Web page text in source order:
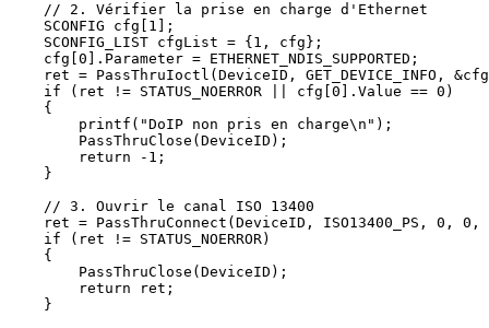
    // 2. Vérifier la prise en charge d'Ethernet
    SCONFIG cfg[1];
    SCONFIG_LIST cfgList = {1, cfg};
    cfg[0].Parameter = ETHERNET_NDIS_SUPPORTED;
ret = PassThruIoctl(DeviceID, GET_DEVICE_INFO,
    if (ret != STATUS_NOERROR || cfg[0].Value == 0)
    {
        printf("DoIP non pris en charge\n");
        PassThruClose(DeviceID);
        return -1;
    }
    // 3. Ouvrir le canal ISO 13400
ret = PassThruConnect(DeviceID, ISO13400_PS, 0, 0,
    if (ret != STATUS_NOERROR)
    {
        PassThruClose(DeviceID);
        return ret;
    }